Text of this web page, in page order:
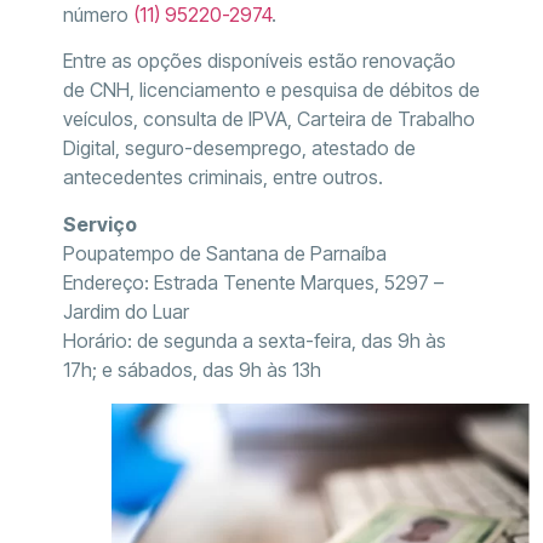
número (11) 95220-2974.
Entre as opções disponíveis estão renovação
de CNH, licenciamento e pesquisa de débitos de
veículos, consulta de IPVA, Carteira de Trabalho
Digital, seguro-desemprego, atestado de
antecedentes criminais, entre outros.
Serviço
Poupatempo de Santana de Parnaíba
Endereço: Estrada Tenente Marques, 5297 –
Jardim do Luar
Horário: de segunda a sexta-feira, das 9h às
17h; e sábados, das 9h às 13h